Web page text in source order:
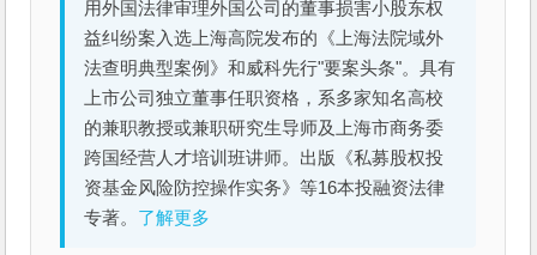
用外国法律审理外国公司的董事损害小股东权
益纠纷案入选上海高院发布的《上海法院域外
法查明典型案例》和威科先行"要案头条"。具有
上市公司独立董事任职资格，系多家知名高校
的兼职教授或兼职研究生导师及上海市商务委
跨国经营人才培训班讲师。出版《私募股权投
资基金风险防控操作实务》等16本投融资法律
专著。 了解更多